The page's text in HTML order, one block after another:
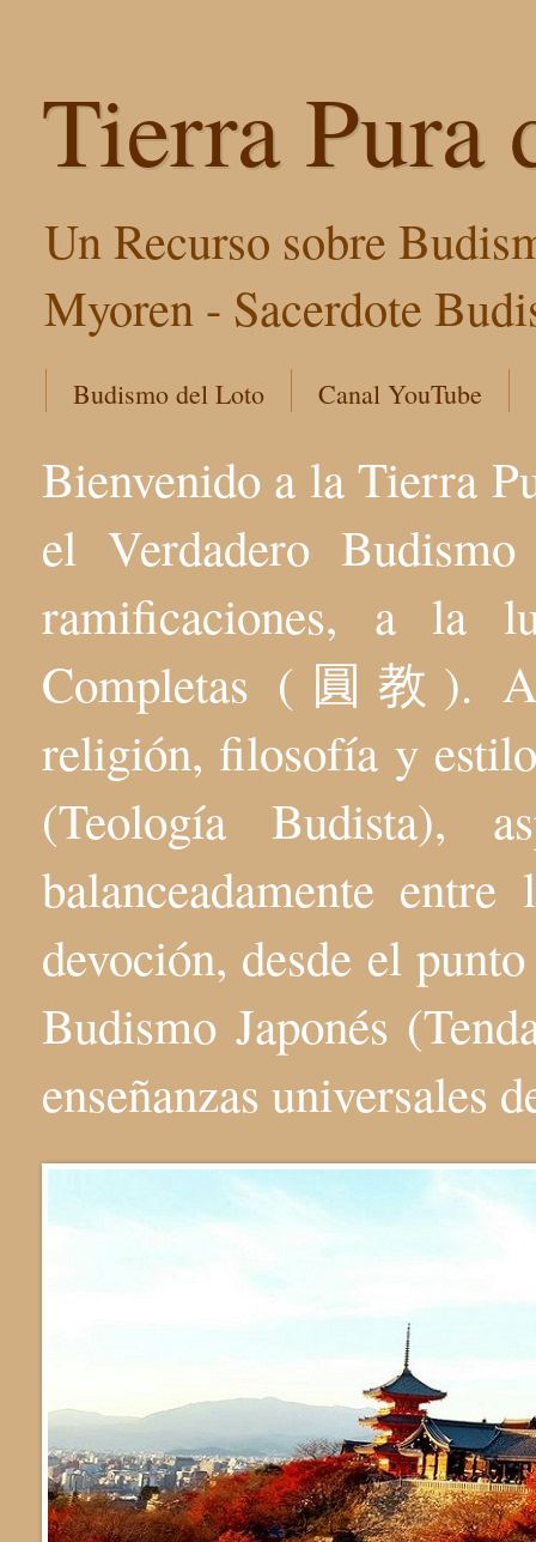
Tierra Pura
Un Recurso sobre
Myoren - Sacerdote
Budismo del Loto Canal YouTube
Bienvenido a la Tierra
el Verdadero
ramificaciones, a la
Completas (圓教).
religión, filosofía y
(Teología Budista),
balanceadamente
devoción, desde el
Budismo Japonés
enseñanzas universales